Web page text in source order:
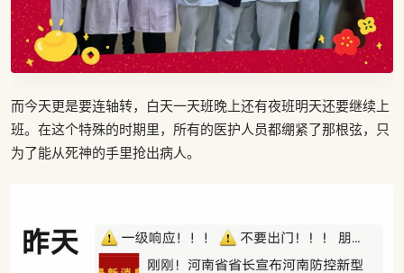
而今天更是要连轴转，白天一天班晚上还有夜班明天还要继续上
班。在这个特殊的时期里，所有的医护人员都绷紧了那根弦，只
为了能从死神的手里抢出病人。